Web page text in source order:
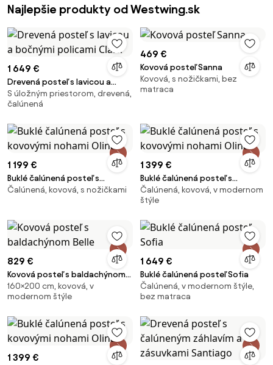
Najlepšie produkty od Westwing.sk
1 649 €
Drevená posteľ s lavicou a
bočnými policami Clark
S úložným priestorom, drevená,
čalúnená
469 €
Kovová posteľ Sanna
Kovová, s nožičkami, bez
matraca
1 199 €
Buklé čalúnená posteľ s
kovovými nohami Olina
Čalúnená, kovová, s nožičkami
1 399 €
Buklé čalúnená posteľ s
kovovými nohami Olina
Čalúnená, kovová, v modernom
štýle
829 €
Kovová posteľ s baldachýnom
Belle
160×200 cm, kovová, v
modernom štýle
1 649 €
Buklé čalúnená posteľ Sofia
Čalúnená, v modernom štýle,
bez matraca
1 399 €